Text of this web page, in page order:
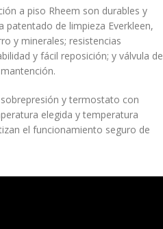
a piso Rheem son durables y
patentado de limpieza Everkleen,
y minerales; resistencias
y fácil reposición; y válvula de
y termostato con
elegida y temperatura
el funcionamiento seguro de